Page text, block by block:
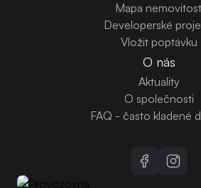
Mapa
Developerské
Vložit poptávku
O nás
Aktuality
O společnosti
FAQ - často kladené